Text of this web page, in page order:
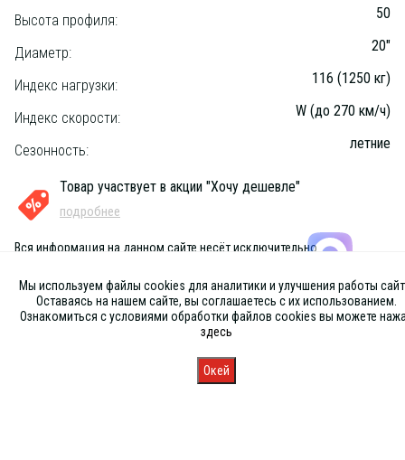
Высота профиля: 50
Диаметр: 20"
Индекс нагрузки: 116 (1250 кг)
Индекс скорости: W (до 270 км/ч)
Сезонность: летние
Товар участвует в акции "Хочу дешевле"
подробнее
Вся информация на данном сайте несёт исключительно
публичной офертой, определяемой положениями Статьи 437 (2) ГК
РФ
Запись
Мы используем файлы cookies для аналитики и улучшения работы
Оставаясь на нашем сайте, вы соглашаетесь с их использованием.
Ознакомиться с условиями обработки файлов cookies вы можете
здесь
Окей